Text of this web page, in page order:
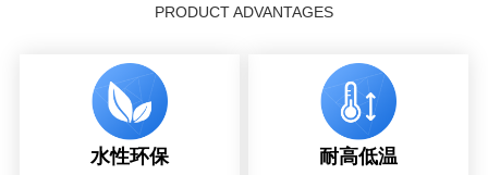
PRODUCT ADVANTAGES
水性环保 耐高低温